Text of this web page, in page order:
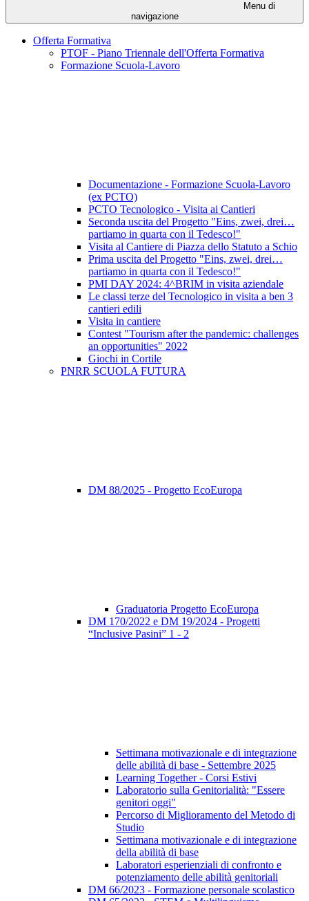
Menu di
navigazione
Offerta Formativa
PTOF - Piano Triennale dell'Offerta Formativa
Formazione Scuola-Lavoro
Documentazione - Formazione Scuola-Lavoro
(ex PCTO)
PCTO Tecnologico - Visita ai Cantieri
Seconda uscita del Progetto "Eins, zwei, drei…
partiamo in quarta con il Tedesco!"
Visita al Cantiere di Piazza dello Statuto a Schio
Prima uscita del Progetto "Eins, zwei, drei…
partiamo in quarta con il Tedesco!"
PMI DAY 2024: 4^BRIM in visita aziendale
Le classi terze del Tecnologico in visita a ben 3
cantieri edili
Visita in cantiere
Contest "Tourism after the pandemic: challenges
an opportunities" 2022
Giochi in Cortile
PNRR SCUOLA FUTURA
DM 88/2025 - Progetto EcoEuropa
Graduatoria Progetto EcoEuropa
DM 170/2022 e DM 19/2024 - Progetti
“Inclusive Pasini” 1 - 2
Settimana motivazionale e di integrazione
delle abilità di base - Settembre 2025
Learning Together - Corsi Estivi
Laboratorio sulla Genitorialità: "Essere
genitori oggi"
Percorso di Miglioramento del Metodo di
Studio
Settimana motivazionale e di integrazione
della abilità di base
Laboratori esperienziali di confronto e
potenziamento delle abilità genitoriali
DM 66/2023 - Formazione personale scolastico